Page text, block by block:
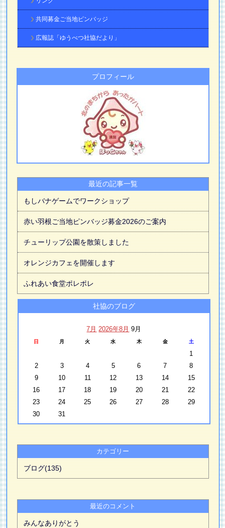
共同募金ご当地ピンバッジ
広報誌「ゆうべつ社協だより」
プロフィール
最近の記事一覧
もしバナゲームでワークショップ
赤い羽根ご当地ピンバッジ募金2026のご案内
チューリップ公園を散策しました
オレンジカフェを開催します
ふれあい食堂ポレポレ
社協のブログ
7月 2026年8月 9月
日 月 火 水 木 金 土
1
2
3 4 5 6 7
8
9
10 11 12 13 14
15
16
17 18 19 20 21
22
23
24 25 26 27 28
29
30
31
カテゴリー
ブログ(135)
最近のコメント
みんなありがとう